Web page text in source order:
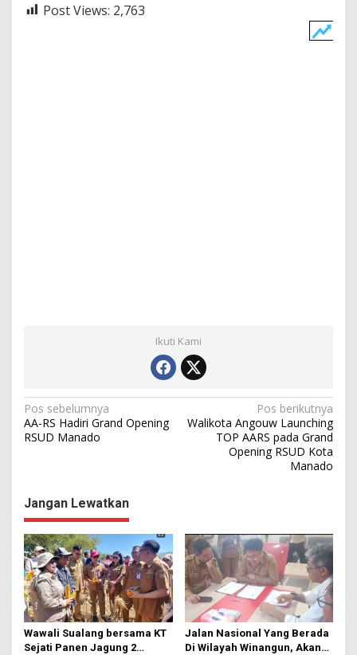
Post Views: 2,763
Ikuti Kami
N
a
g
a
s
i
p
o
s
Pos sebelumnya
AA-RS Hadiri Grand Opening
RSUD Manado
Pos berikutnya
Walikota Angouw Launching
TOP AARS pada Grand
Opening RSUD Kota
Manado
Jangan Lewatkan
Wawali Sualang bersama KT
Sejati Panen Jagung 2
Jalan Nasional Yang Berada
Di Wilayah Winangun, Akan